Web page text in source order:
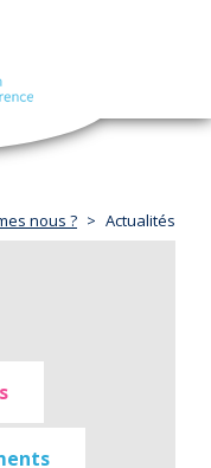
navigation
nous ? Actualités